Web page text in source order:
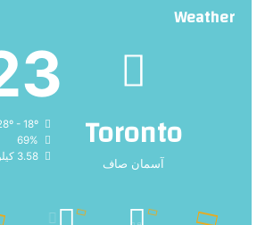
Weather
Toronto
آسمان صاف
69%
3.58 کیلومتر/ساعت